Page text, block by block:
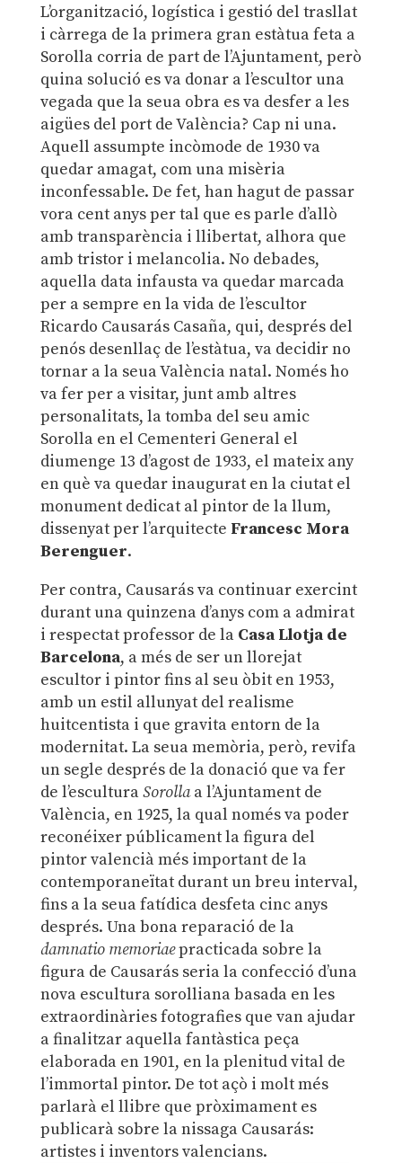
L’organització, logística i gestió del trasllat
i càrrega de la primera gran estàtua feta a
Sorolla corria de part de l’Ajuntament, però
quina solució es va donar a l’escultor una
vegada que la seua obra es va desfer a les
aigües del port de València? Cap ni una.
Aquell assumpte incòmode de 1930 va
quedar amagat, com una misèria
inconfessable. De fet, han hagut de passar
vora cent anys per tal que es parle d’allò
amb transparència i llibertat, alhora que
amb tristor i melancolia. No debades,
aquella data infausta va quedar marcada
per a sempre en la vida de l’escultor
Ricardo Causarás Casaña, qui, després del
penós desenllaç de l’estàtua, va decidir no
tornar a la seua València natal. Només ho
va fer per a visitar, junt amb altres
personalitats, la tomba del seu amic
Sorolla en el Cementeri General el
diumenge 13 d’agost de 1933, el mateix any
en què va quedar inaugurat en la ciutat el
monument dedicat al pintor de la llum,
dissenyat per l’arquitecte Francesc Mora
Berenguer.
Per contra, Causarás va continuar exercint
durant una quinzena d’anys com a admirat
i respectat professor de la Casa Llotja de
Barcelona, a més de ser un llorejat
escultor i pintor fins al seu òbit en 1953,
amb un estil allunyat del realisme
huitcentista i que gravita entorn de la
modernitat. La seua memòria, però, revifa
un segle després de la donació que va fer
de l’esculturaSorollaa l’Ajuntament de
València, en 1925, la qual només va poder
reconéixer públicament la figura del
pintor valencià més important de la
contemporaneïtat durant un breu interval,
fins a la seua fatídica desfeta cinc anys
després. Una bona reparació de la
damnatio memoriaepracticada sobre la
figura de Causarás seria la confecció d’una
nova escultura sorolliana basada en les
extraordinàries fotografies que van ajudar
a finalitzar aquella fantàstica peça
elaborada en 1901, en la plenitud vital de
l’immortal pintor. De tot açò i molt més
parlarà el llibre que pròximament es
publicarà sobre la nissaga Causarás:
artistes i inventors valencians.